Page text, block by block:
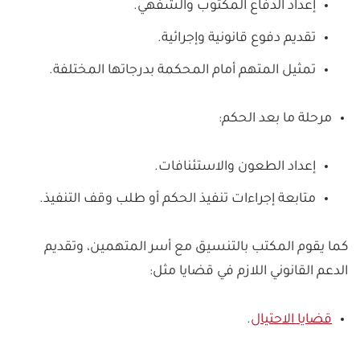
إعداد الدفاع المكتوب والشفهي.
تقديم دفوع قانونية وإجرائية.
تمثيل المتهم أمام المحكمة بدرجاتها المختلفة.
مرحلة ما بعد الحكم:
إعداد الطعون والاستئنافات.
متابعة إجراءات تنفيذ الحكم أو طلب وقف التنفيذ.
كما يقوم المكتب بالتنسيق مع أسر المتهمين، وتقديم
الدعم القانوني اللازم في قضايا مثل:
قضايا الاحتيال.